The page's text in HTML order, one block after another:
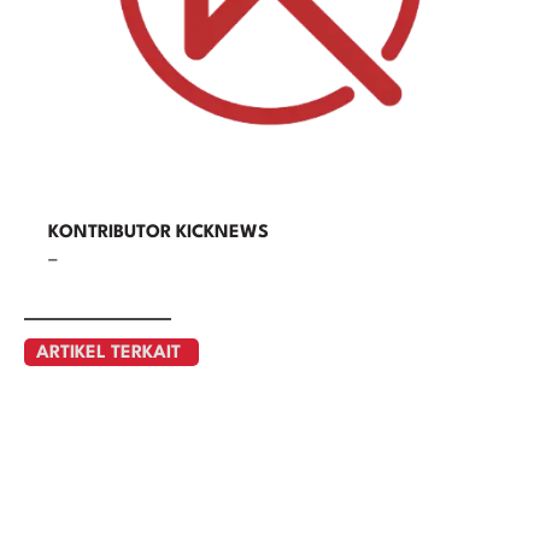
KONTRIBUTOR KICKNEWS
–
ARTIKEL TERKAIT